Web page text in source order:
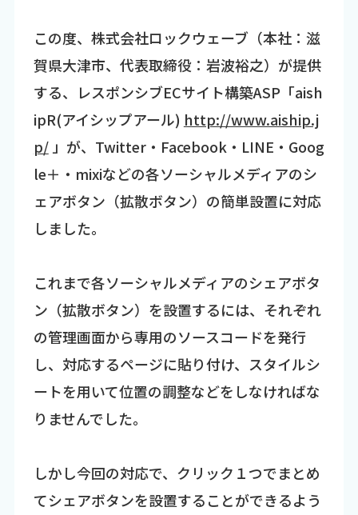
この度、株式会社ロックウェーブ（本社：滋
賀県大津市、代表取締役：岩波裕之）が提供
する、レスポンシブECサイト構築ASP「aish
ipR(アイシップアール) http://www.aiship.j
p/」が、Twitter・Facebook・LINE・Goog
le＋・mixiなどの各ソーシャルメディアのシ
ェアボタン（拡散ボタン）の簡単設置に対応
しました。
これまで各ソーシャルメディアのシェアボタ
ン（拡散ボタン）を設置するには、それぞれ
の管理画面から専用のソースコードを発行
し、対応するページに貼り付け、スタイルシ
ートを用いて位置の調整などをしなければな
りませんでした。
しかし今回の対応で、クリック１つでまとめ
てシェアボタンを設置することができるよう